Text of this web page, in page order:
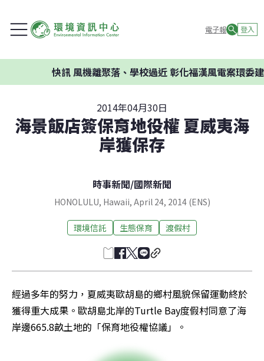
電子報 登入
快訊風機離聚落、學校過近 彰化福漢風電案環委建議
2014年04月30日
海景飯店簽保育地役權 夏威夷海
岸獲保存
時事新聞/國際新聞
HONOLULU, Hawaii, April 24, 2014 (ENS)
環境信託 生態保育 渡假村
經過多年的努力，夏威夷歐胡島的鄉村風貌保留運動終於
獲得重大成果。歐胡島北岸的Turtle Bay度假村同意了海
岸邊665.8畝土地的「保育地役權協議」。